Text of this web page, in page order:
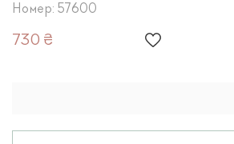
Номер: 57600
730 ₴